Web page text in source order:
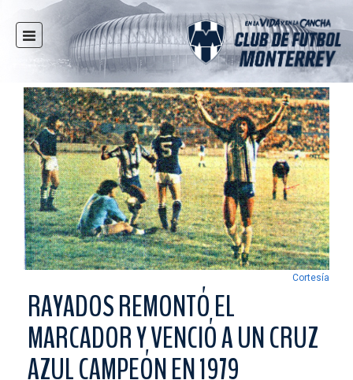
INICIO
NOTICIAS
CLUB
MULTIMEDIA
RAYADOS
RAYADAS
FUERZAS BÁSICAS
RESPONSABILIDAD SOCIAL
TAQUILLA
TIENDA
ESTADIO
PRENSA
CONTACTO
Cortesía
RAYADOS REMONTÓ EL
MARCADOR Y VENCIÓ A UN CRUZ
AZUL CAMPEÓN EN 1979